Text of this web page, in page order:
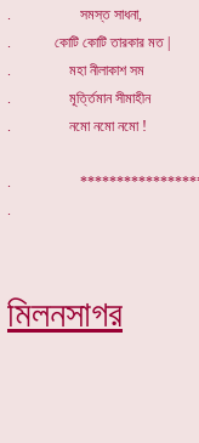
. সমস্ত সাধনা,
. কোটি কোটি তারকার মত |
. মহা নীলাকাশ সম
. মূর্ত্তিমান সীমাহীন
. নমো নমো নমো !
.
মিলনসাগর